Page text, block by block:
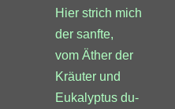
Hier strich mich
der sanfte,
vom Äther der
Kräuter und
Eukalyptus du-